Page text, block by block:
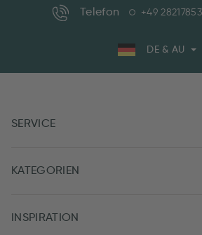
Telefon +49
DE & AU
SERVICE
KATEGORIEN
INSPIRATION